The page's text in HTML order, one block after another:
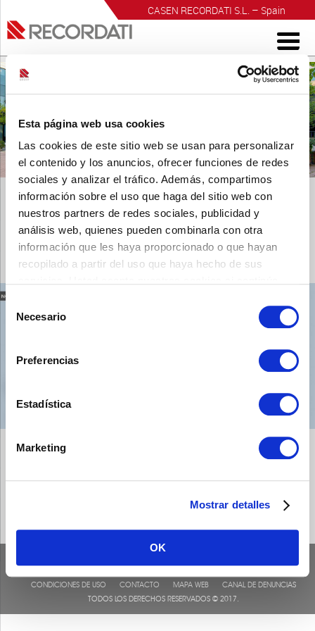
Esta página web usa cookies
Las cookies de este sitio web se usan para personalizar
el contenido y los anuncios, ofrecer funciones de redes
sociales y analizar el tráfico. Además, compartimos
información sobre el uso que haga del sitio web con
nuestros partners de redes sociales, publicidad y
análisis web, quienes pueden combinarla con otra
información que les haya proporcionado o que hayan
recopilado a partir del uso que haya hecho de sus
Selección
Necesario
Preferencias
Estadística
Marketing
Mostrar detalles
OK
CASEN RECORDATI S.L. – Spain
150611 novedad virirec
Publicado11 junio, 2015a las938 × 435en150611 novedad
CONDICIONES DE USO CONTACTO MAPA WEB
CANAL DE DENUNCIAS
TODOS LOS DERECHOS RESERVADOS © 2017.